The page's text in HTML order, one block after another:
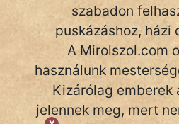
szabadon
puskázáshoz, házi
A Mirolszol.com
használunk
Kizárólag emberek
jelennek meg, mert